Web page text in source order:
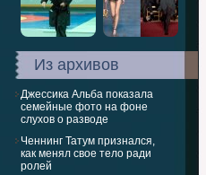
Из архивов
Джессика Альба показала
семейные фото на фоне
слухов о разводе
Ченнинг Татум признался,
как менял свое тело ради
ролей